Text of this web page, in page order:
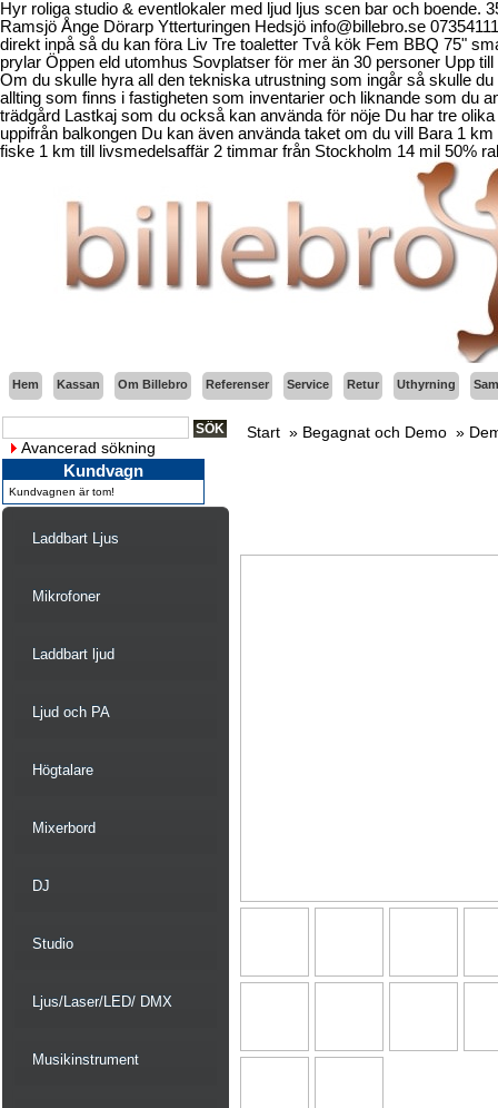
Hyr roliga studio & eventlokaler med ljud ljus scen bar och
Ramsjö Ånge Dörarp Ytterturingen Hedsjö info@billebro.se
direkt inpå så du kan föra Liv Tre toaletter Två kök Fem BBQ 75"
prylar Öppen eld utomhus Sovplatser för mer än 30 personer Upp
Om du skulle hyra all den tekniska utrustning som ingår så skulle
allting som finns i fastigheten som inventarier och liknande som du
trädgård Lastkaj som du också kan använda för nöje Du har tre
uppifrån balkongen Du kan även använda taket om du vill Bara 1
fiske 1 km till livsmedelsaffär 2 timmar från Stockholm 14 mil 50%
Hem Kassan Om Billebro Referenser Service Retur Uthyrning
Avancerad sökning
Kundvagn
Kundvagnen är tom!
Laddbart Ljus
Mikrofoner
Laddbart ljud
Ljud och PA
Högtalare
Mixerbord
DJ
Studio
Ljus/Laser/LED/ DMX
Musikinstrument
Start » Begagnat och Demo »